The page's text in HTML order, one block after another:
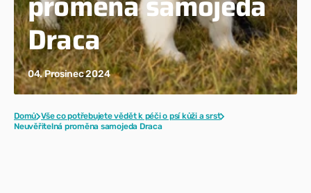
Draca
04. Prosinec 2024
Domů Vše co potřebujete vědět k péči o psí kůži a srst
Neuvěřitelná proměna samojeda Draca